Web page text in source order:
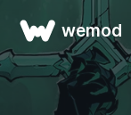
wemod